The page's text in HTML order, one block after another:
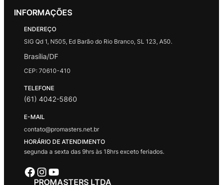
INFORMAÇÕES
ENDEREÇO
SIG Qd 1, N505, Ed Barão do Rio Branco, SL 123, A50.
Brasília/DF
CEP: 70610-410
TELEFONE
(61) 4042-5860
E-MAIL
contato@promasters.net.br
HORÁRIO DE ATENDIMENTO
segunda a sexta das 9hrs às 18hrs exceto feriados.
Facebook Instagram Youtube
PROMASTERS LTDA